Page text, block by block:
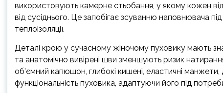
використовують камерне стьобання, у якому кожен
від сусіднього. Це запобігає зсуванню наповнювача
теплоізоляції.
Деталі крою у сучасному жіночому пуховику мають
та анатомічно вивірені шви зменшують ризик
об’ємний капюшон, глибокі кишені, еластичні
функціональність пуховика, адаптуючи його під